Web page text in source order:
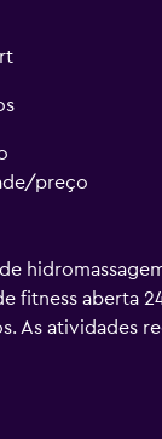
preço
fitness aberta
As atividades